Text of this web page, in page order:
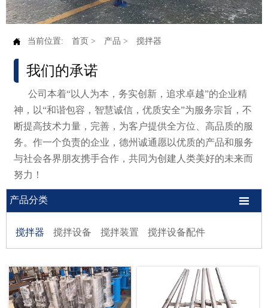
 当前位置: 首页 > 产品 > 搅拌器
我们的承诺
公司本着“以人为本，务实创新，追求卓越”的企业精
神，以“和谐包容，智慧诚信，优质安全”为服务宗旨，不
断提高技术力量，完善，为客户提供全方位、高品质的服
务。作一个负责的企业，德州诚通愿以优质的产品和服务
与社会各界朋友携手合作，共同为创建人类美好的未来而
努力！
产品分类 
搅拌器 搅拌设备 搅拌装置 搅拌设备配件